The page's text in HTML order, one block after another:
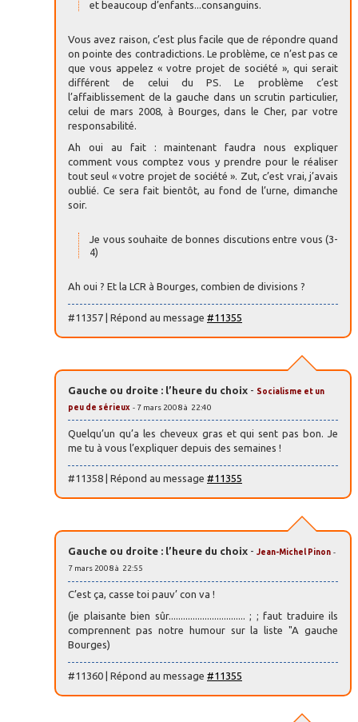
et beaucoup d’enfants...consanguins.
Vous avez raison, c’est plus facile que de répondre quand
on pointe des contradictions. Le problème, ce n’est pas ce
que vous appelez « votre projet de société », qui serait
différent de celui du PS. Le problème c’est
l’affaiblissement de la gauche dans un scrutin particulier,
celui de mars 2008, à Bourges, dans le Cher, par votre
responsabilité.
Ah oui au fait : maintenant faudra nous expliquer
comment vous comptez vous y prendre pour le réaliser
tout seul « votre projet de société ». Zut, c’est vrai, j’avais
oublié. Ce sera fait bientôt, au fond de l’urne, dimanche
soir.
Je vous souhaite de bonnes discutions entre vous (3-
4)
Ah oui ? Et la LCR à Bourges, combien de divisions ?
#11357 | Répond au message #11355
Gauche ou droite : l’heure du choix - Socialisme et un
peu de sérieux - 7 mars 2008 à 22:40
Quelqu’un qu’a les cheveux gras et qui sent pas bon. Je
me tu à vous l’expliquer depuis des semaines !
#11358 | Répond au message #11355
Gauche ou droite : l’heure du choix - Jean-Michel Pinon -
7 mars 2008 à 22:55
C’est ça, casse toi pauv’ con va !
(je plaisante bien sûr................................ ; ; faut traduire ils
comprennent pas notre humour sur la liste "A gauche
Bourges)
#11360 | Répond au message #11355